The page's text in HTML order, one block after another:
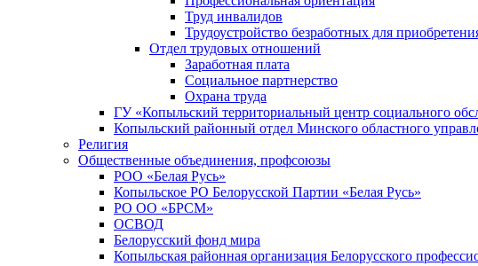
Труд инвалидов
Трудоустройство безработных для
Отдел трудовых отношений
Заработная плата
Социальное партнерство
Охрана труда
ГУ «Копыльский территориальный центр социального
Копыльский районный отдел Минского областного
Религия
Общественные объединения, профсоюзы
РОО «Белая Русь»
Копыльское РО Белорусской Партии «Белая Русь»
РО ОО «БРСМ»
ОСВОД
Белорусский фонд мира
Копыльская районная организация Белорусского